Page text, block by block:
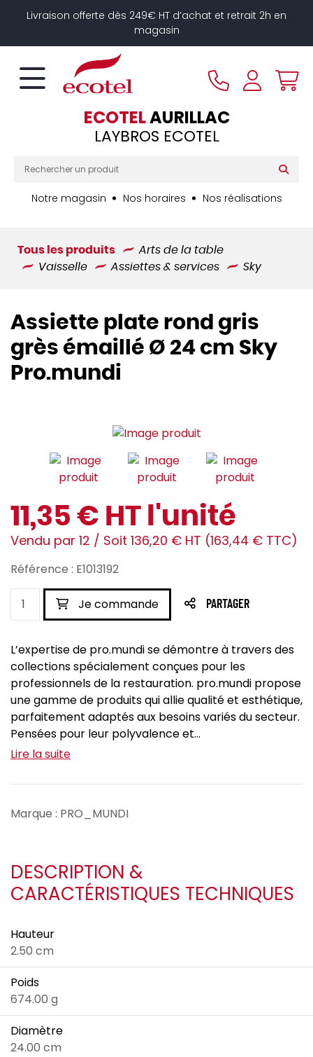
Livraison offerte dès 249€ HT d’achat et retrait 2h en
magasin
ECOTELAURILLAC
LAYBROS ECOTEL
Notre magasin Nos horaires Nos réalisations
Tous les produits
Arts de la table
Vaisselle
Assiettes & services Sky
Assiette plate rond gris
grès émaillé Ø 24 cm Sky
Pro.mundi
11,35 € HT l'unité
Vendu par 12 / Soit 136,20 € HT (163,44 € TTC)
Référence : E1013192
Je commande PARTAGER
L’expertise de pro.mundi se démontre à travers des
collections spécialement conçues pour les
professionnels de la restauration. pro.mundi propose
une gamme de produits qui allie qualité et esthétique,
parfaitement adaptés aux besoins variés du secteur.
Pensées pour leur polyvalence et...
Lire la suite
Marque : PRO_MUNDI
DESCRIPTION &
CARACTÉRISTIQUES TECHNIQUES
Hauteur
2.50 cm
Poids
674.00 g
Diamètre
24.00 cm
Panneau de gestion des cookies